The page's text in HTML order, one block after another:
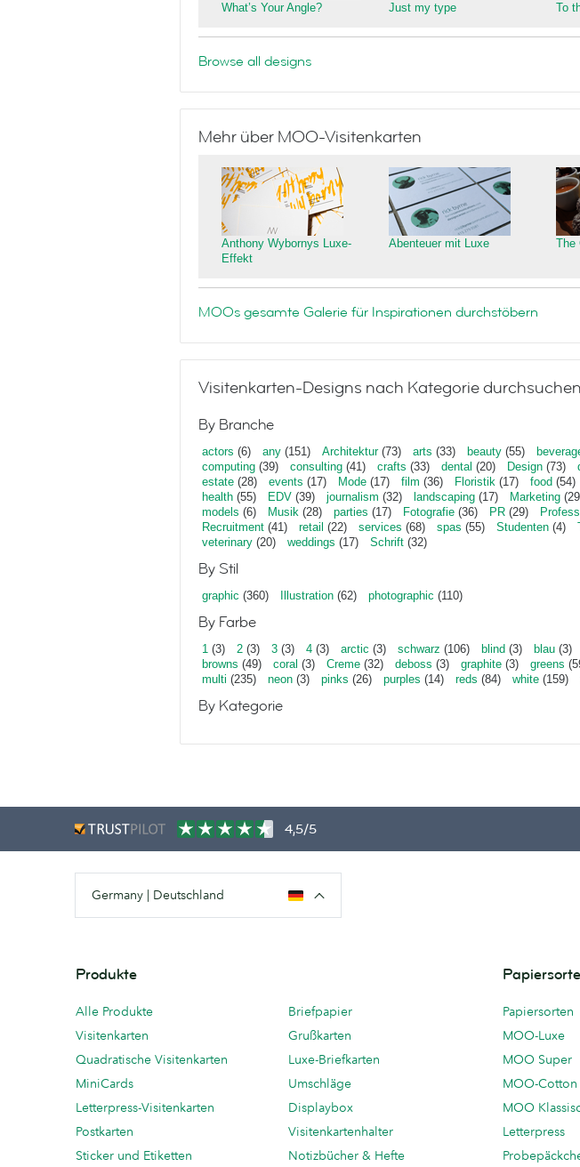
What’s Your Angle? Just my type To
Browse all designs
Mehr über MOO-Visitenkarten
Anthony Wybornys Luxe-
Effekt
Abenteuer mit Luxe The
MOOs gesamte Galerie für Inspirationen durchstöbern
Visitenkarten-Designs nach Kategorie durchsuchen
By Branche
actors (6) any (151) Architektur(73) arts (33) beauty (55)
computing (39) consulting (41) crafts (33) dental (20) Design (73)
estate (28) events (17) Mode (17) film (36) Floristik (17) food (54)
health (55) EDV (39) journalism (32) landscaping (17) Marketing
models (6) Musik (28) parties (17) Fotografie (36) PR (29)
Recruitment (41) retail (22) services (68) spas (55) Studenten (4)
veterinary (20) weddings (17) Schrift (32)
By Stil
graphic (360) Illustration (62) photographic (110)
By Farbe
1 (3) 2 (3) 3 (3) 4 (3) arctic (3) schwarz (106) blind (3) blau (3)
browns (49) coral (3) Creme (32) deboss (3) graphite (3) greens
multi (235) neon (3) pinks (26) purples (14) reds (84) white (159)
By Kategorie
4,5/5
Germany | Deutschland
Produkte
Alle Produkte
Visitenkarten
Quadratische Visitenkarten
MiniCards
Letterpress-Visitenkarten
Postkarten
Sticker und Etiketten
Briefpapier
Grußkarten
Luxe-Briefkarten
Umschläge
Displaybox
Visitenkartenhalter
Notizbücher & Hefte
Papiersorten
MOO-Luxe
MOO Super
MOO-Cotton
MOO
Letterpress